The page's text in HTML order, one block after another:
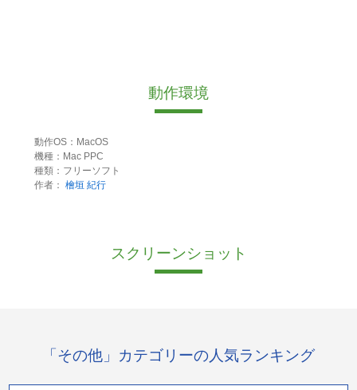
動作環境
動作OS：MacOS
機種：Mac PPC
種類：フリーソフト
作者： 檜垣 紀行
スクリーンショット
「その他」カテゴリーの人気ランキング